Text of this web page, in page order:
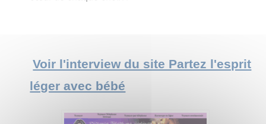
Voir l'interview du site Partez l'esprit
léger avec bébé